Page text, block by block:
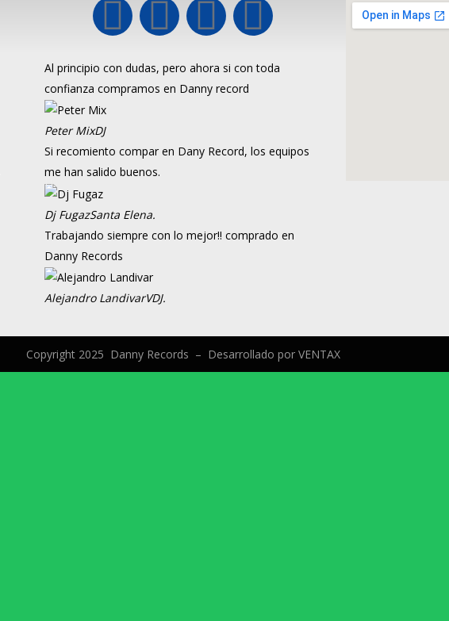
Al principio con dudas, pero ahora si con toda
confianza compramos en Danny record
Peter MixDJ
Si recomiento compar en Dany Record, los equipos
me han salido buenos.
Dj FugazSanta Elena.
Trabajando siempre con lo mejor!! comprado en
Danny Records
Alejandro LandivarVDJ.
Copyright 2025 Danny Records – Desarrollado por VENTAX